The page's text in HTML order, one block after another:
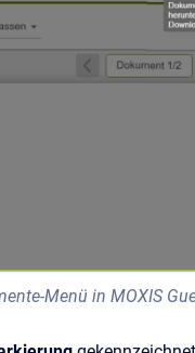
Menü in MOXIS